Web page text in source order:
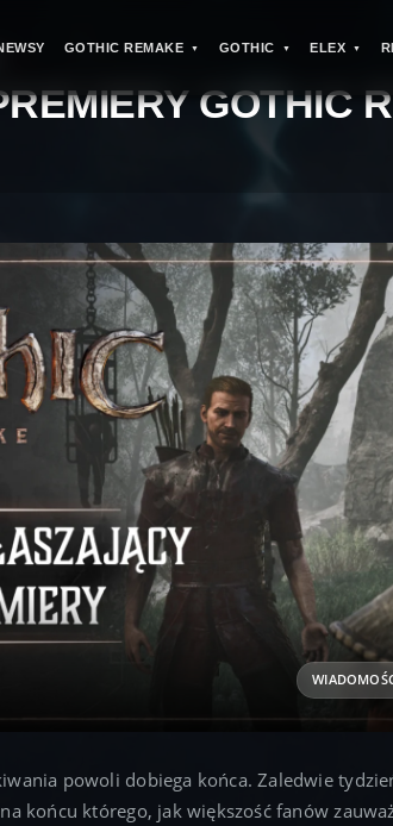
GOTHIC REMAKE GOTHIC ELEX
GOTHIC
powoli dobiega końca. Zaledwie
końcu którego, jak większość fanów